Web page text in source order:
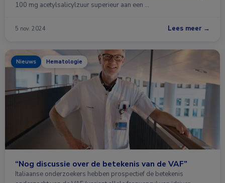
100 mg acetylsalicylzuur superieur aan een …
5 nov. 2024 Lees meer →
Nieuws Hematologie
“Nog discussie over de betekenis van de VAF”
Italiaanse onderzoekers hebben prospectief de betekenis